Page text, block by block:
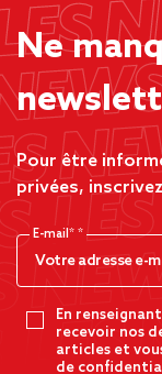
Ne
Pour être
privées,
E-mail*
En
recevoir nos
articles et
de